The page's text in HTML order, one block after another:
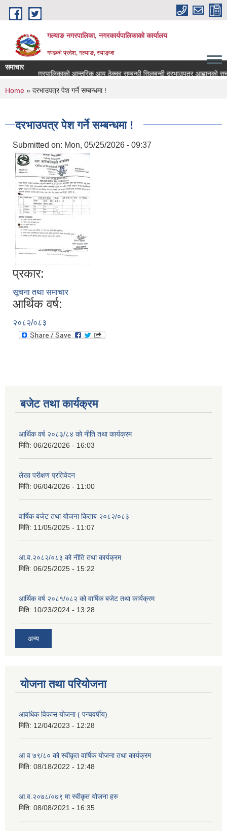
Skip to main content
गल्याङ नगरपालिका, नगरकार्यपालिकाको कार्यालय
गण्डकी प्रदेश, गल्याङ, स्याङ्जा
समाचार
गल्याङ नगरपालिकाको आन्तरिक आय ठेक्का सम्बन्धी सिलबन्दी दरभाउपत्र आह्वानको
You are here
Home » दरभाउपत्र पेश गर्ने सम्बन्धमा !
दरभाउपत्र पेश गर्ने सम्बन्धमा !
Submitted on: Mon, 05/25/2026 - 09:37
प्रकार:
सूचना तथा समाचार
आर्थिक वर्ष:
२०८२/०८३
बजेट तथा कार्यक्रम
आर्थिक वर्ष २०८३/८४ को नीति तथा कार्यक्रम
मिति: 06/26/2026 - 16:03
लेखा परीक्षण प्रतिवेदन
मिति: 06/04/2026 - 11:00
वार्षिक बजेट तथा योजना किताब २०८२/०८३
मिति: 11/05/2025 - 11:07
आ.व.२०८२/०८३ को नीति तथा कार्यक्रम
मिति: 06/25/2025 - 15:22
आर्थिक वर्ष २०८१/०८२ को वार्षिक बजेट तथा कार्यक्रम
मिति: 10/23/2024 - 13:28
अन्य
योजना तथा परियोजना
आवधिक विकास योजना ( पन्चवर्षीय)
मिति: 12/04/2023 - 12:28
आ व ७९/८० को स्वीकृत वार्षिक योजना तथा कार्यक्रम
मिति: 08/18/2022 - 12:48
आ.व.२०७८/०७९ मा स्वीकृत योजना हरु
मिति: 08/08/2021 - 16:35